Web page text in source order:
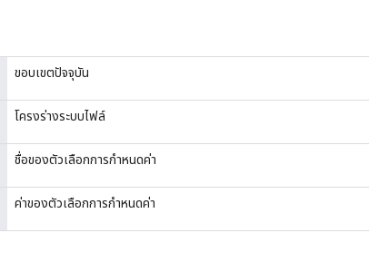
ขอบเขตปัจจุบัน
โครงร่างระบบไฟล์
ชื่อของตัวเลือกการกำหนดค่า
ค่าของตัวเลือกการกำหนดค่า